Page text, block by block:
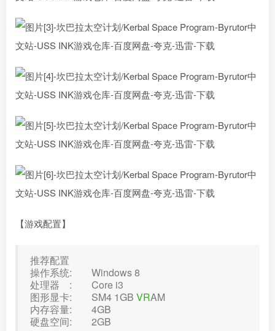
【游戏配置】
推荐配置
操作系统: Windows 8
处理器 : Core i3
图形显卡: SM4 1GB VRAM
内存容量: 4GB
硬盘空间: 2GB